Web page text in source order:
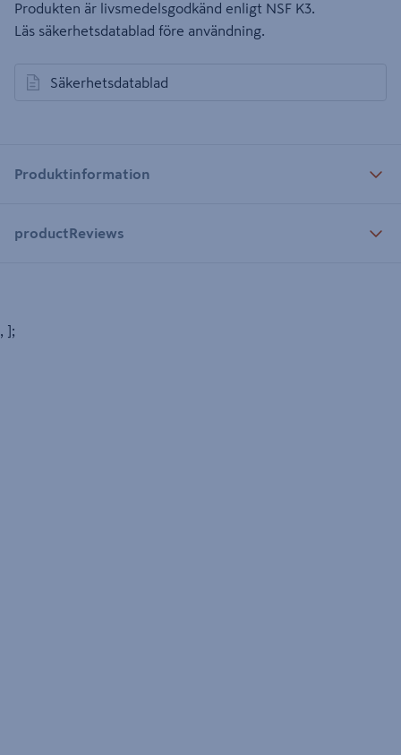
Produkten är livsmedelsgodkänd enligt NSF K3.
Läs säkerhetsdatablad före användning.
Säkerhetsdatablad
öppnas i en ny flik
Produktinformation
productReviews
, ];